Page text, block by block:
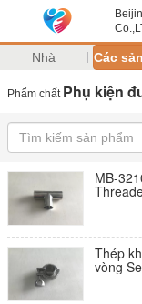
Nhà Các
Phẩm chất Phụ kiện
MB-
Thép
vòng